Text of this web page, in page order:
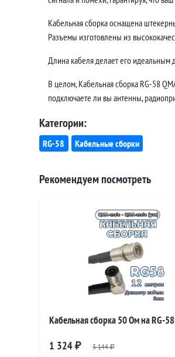
Кабельная сборка оснащена
Разъемы изготовлены из
Длина кабеля делает его идеальным
В целом, Кабельная сборка RG-58
подключаете ли вы антенны,
Категории:
RG-58 Кабельные сборки
Рекомендуем посмотреть
Кабельная сборка 50 Ом на RG-
(угловой), 12 метров
1 324 ₽ 3 144₽